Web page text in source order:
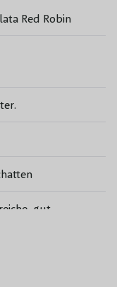
Red Robin
gut